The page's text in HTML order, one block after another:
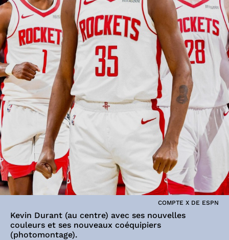
COMPTE X DE ESPN
Kevin Durant (au centre) avec ses nouvelles
couleurs et ses nouveaux coéquipiers
(photomontage).